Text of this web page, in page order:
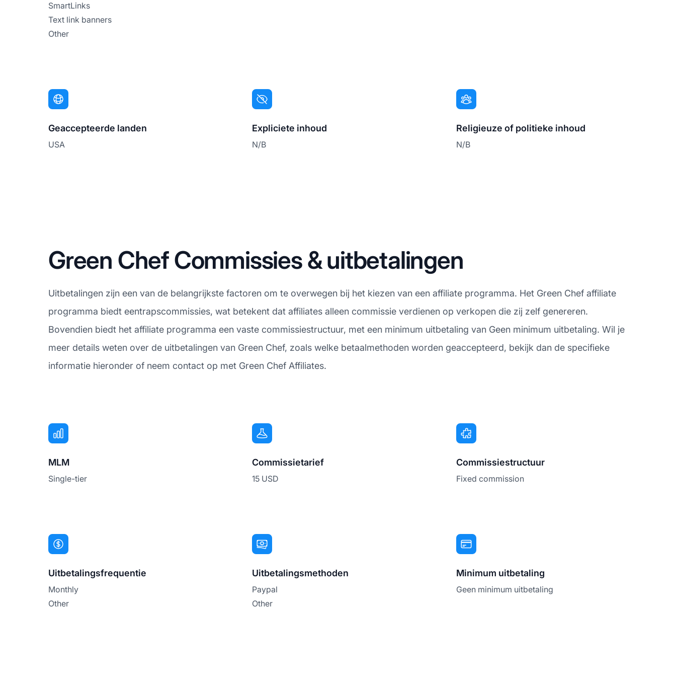
SmartLinks
Text link banners
Other
Geaccepteerde landen
USA
Expliciete inhoud
N/B
Religieuze of politieke inhoud
N/B
Green Chef Commissies & uitbetalingen
Uitbetalingen zijn een van de belangrijkste factoren om te overwegen bij het kiezen van een affiliate programma. Het Green Chef affiliate
programma biedt eentrapscommissies, wat betekent dat affiliates alleen commissie verdienen op verkopen die zij zelf genereren.
Bovendien biedt het affiliate programma een vaste commissiestructuur, met een minimum uitbetaling van Geen minimum uitbetaling. Wil je
meer details weten over de uitbetalingen van Green Chef, zoals welke betaalmethoden worden geaccepteerd, bekijk dan de specifieke
informatie hieronder of neem contact op met Green Chef Affiliates.
MLM
Single-tier
Commissietarief
15 USD
Commissiestructuur
Fixed commission
Uitbetalingsfrequentie
Monthly
Other
Uitbetalingsmethoden
Paypal
Other
Minimum uitbetaling
Geen minimum uitbetaling